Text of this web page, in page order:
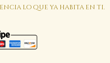
lo que ya habita en ti.